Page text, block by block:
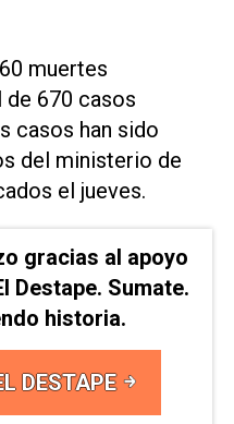
muertes
670 casos
casos han sido
del ministerio de
el jueves.
gracias al apoyo
Destape. Sumate.
historia.
DESTAPE